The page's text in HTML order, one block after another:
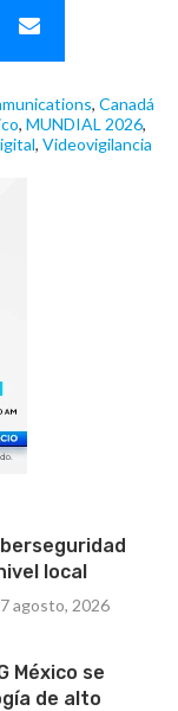
, Canadá
, MUNDIAL 2026,
, Videovigilancia
local
7 agosto, 2026
México se
de alto